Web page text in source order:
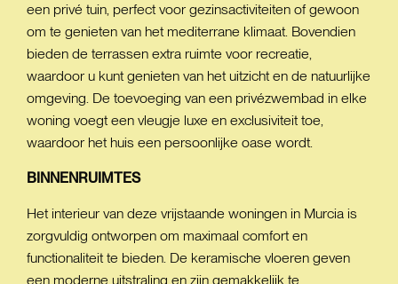
een privé tuin, perfect voor gezinsactiviteiten of gewoon
om te genieten van het mediterrane klimaat. Bovendien
bieden de terrassen extra ruimte voor recreatie,
waardoor u kunt genieten van het uitzicht en de natuurlijke
omgeving. De toevoeging van een privézwembad in elke
woning voegt een vleugje luxe en exclusiviteit toe,
waardoor het huis een persoonlijke oase wordt.
BINNENRUIMTES
Het interieur van deze vrijstaande woningen in Murcia is
zorgvuldig ontworpen om maximaal comfort en
functionaliteit te bieden. De keramische vloeren geven
een moderne uitstraling en zijn gemakkelijk te